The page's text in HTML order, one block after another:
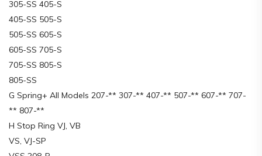
305-SS 405-S
405-SS 505-S
505-SS 605-S
605-SS 705-S
705-SS 805-S
805-SS
G Spring+ All Models 207-** 307-** 407-** 507-** 607-** 707-
** 807-**
H Stop Ring VJ, VB
VS, VJ-SP